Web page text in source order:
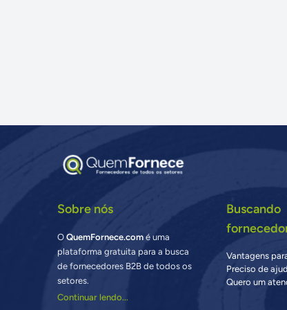
Sobre nós
OQuemFornece.com é uma
plataforma gratuita para a busca
de fornecedores B2B de todos os
setores.
Continuar lendo...
Buscando
Vantagens
Preciso de
Quero um